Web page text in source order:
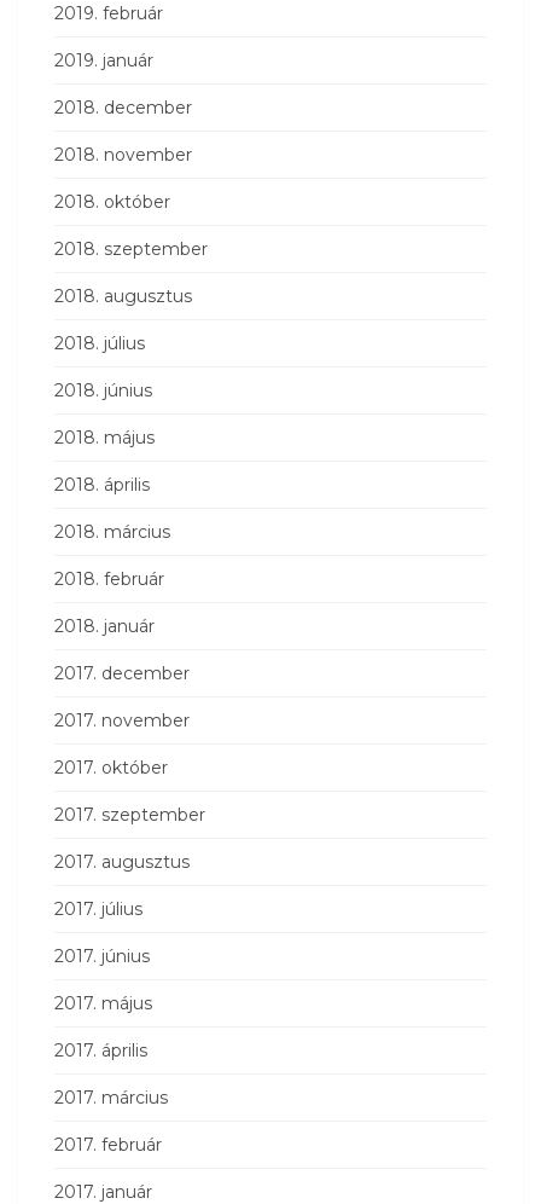
2019. február
2019. január
2018. december
2018. november
2018. október
2018. szeptember
2018. augusztus
2018. július
2018. június
2018. május
2018. április
2018. március
2018. február
2018. január
2017. december
2017. november
2017. október
2017. szeptember
2017. augusztus
2017. július
2017. június
2017. május
2017. április
2017. március
2017. február
2017. január